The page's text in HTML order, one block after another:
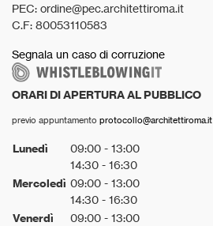
PEC: ordine@pec.architettiroma.it
C.F: 80053110583
Segnala un caso di corruzione
ORARI DI APERTURA AL PUBBLICO
previo appuntamento protocollo@architettiroma.it
Lunedì
09:00 - 13:00
14:30 - 16:30
Mercoledì 09:00 - 13:00
14:30 - 16:30
Venerdì 09:00 - 13:00